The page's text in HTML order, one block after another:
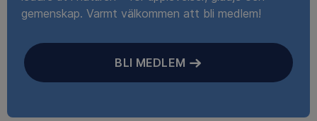
gemenskap. Varmt välkommen att bli medlem!
BLI MEDLEM